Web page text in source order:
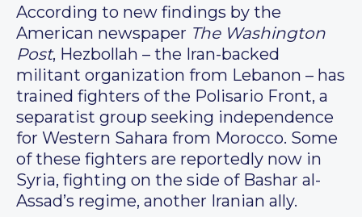
According to new findings by the
American newspaper The Washington
Post, Hezbollah – the Iran-backed
militant organization from Lebanon – has
trained fighters of the Polisario Front, a
separatist group seeking independence
for Western Sahara from Morocco. Some
of these fighters are reportedly now in
Syria, fighting on the side of Bashar al-
Assad’s regime, another Iranian ally.